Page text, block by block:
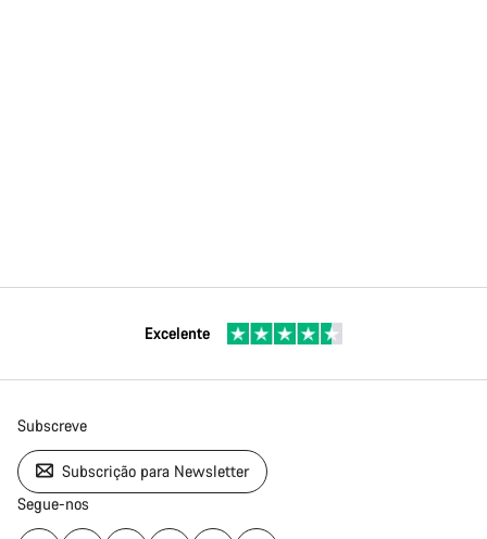
Excelente
Subscreve
Subscrição para Newsletter
Segue-nos